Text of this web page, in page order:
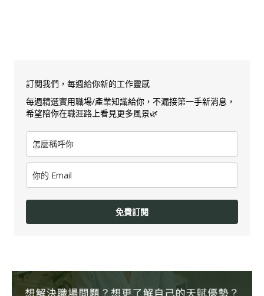
訂閱我們，每週給你新的工作靈感
每週精選實用職場/產業知識給你，不漏接第一手新消息，
希望陪你在職涯路上看見更多風景🌿
免費訂閱